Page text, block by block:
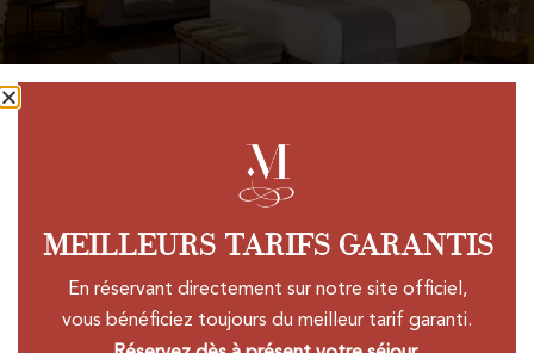
Suite FAMILIAR
Nuestra acogedora Suite Familiar dispone de
habitaciones amplias y luminosas. Tiene dos
dormitorios y una terraza con vistas a los
MEILLEURS TARIFS GARANTIS
En réservant directement sur notre site officiel,
vous bénéficiez toujours du meilleur tarif garanti.